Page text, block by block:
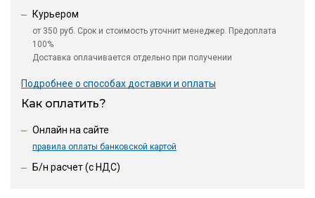
Курьером
от 350 руб. Срок и стоимость уточнит менеджер. Предоплата
100%
Доставка оплачивается отдельно при получении
Подробнее о способах доставки и оплаты
Как оплатить?
Онлайн на сайте
правила оплаты банковской картой
Б/н расчет (c НДС)